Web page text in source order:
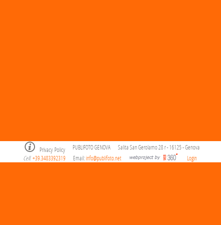
Privacy Policy PUBLIFOTO GENOVA
Salita San Gerolamo 28 r - 16125 - Genova
Cell. +39.3483392319 Email:info@publifoto.net Login